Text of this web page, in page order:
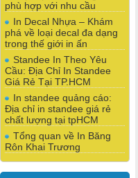
phù hợp với nhu cầu
In Decal Nhựa – Khám
phá về loại decal đa dạng
trong thế giới in ấn
Standee In Theo Yêu
Cầu: Địa Chỉ In Standee
Giá Rẻ Tại TP.HCM
In standee quảng cáo:
Địa chỉ in standee giá rẻ
chất lượng tại tpHCM
Tổng quan về In Băng
Rôn Khai Trương